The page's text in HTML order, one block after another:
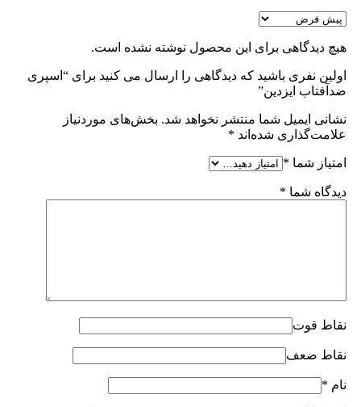
هیچ دیدگاهی برای این محصول نوشته نشده است.
اولین نفری باشید که دیدگاهی را ارسال می کنید برای “اسپری
ضدآفتاب ایزدین”
نشانی ایمیل شما منتشر نخواهد شد. بخش‌های موردنیاز
علامت‌گذاری شده‌اند *
امتیاز شما *
دیدگاه شما *
نقاط قوت
نقاط ضعف
نام *